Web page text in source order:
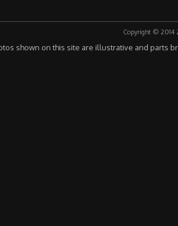
Copyright © 2014
shown on this site are illustrative and parts